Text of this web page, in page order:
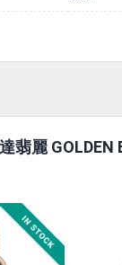
翡麗 GOLDEN